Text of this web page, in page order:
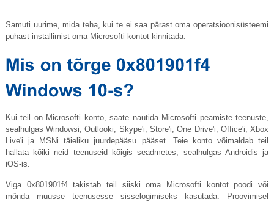
Samuti uurime, mida teha, kui te ei saa pärast oma operatsioonisüsteemi
puhast installimist oma Microsofti kontot kinnitada.
Kui teil on Microsofti konto, saate nautida Microsofti peamiste teenuste,
sealhulgas Windowsi, Outlooki, Skype'i, Store'i, One Drive'i, Office'i, Xbox
Live'i ja MSNi täieliku juurdepääsu pääset. Teie konto võimaldab teil
hallata kõiki neid teenuseid kõigis seadmetes, sealhulgas Androidis ja
iOS-is.
Viga 0x801901f4 takistab teil siiski oma Microsofti kontot poodi või
mõnda muusse teenusesse sisselogimiseks kasutada. Proovimisel